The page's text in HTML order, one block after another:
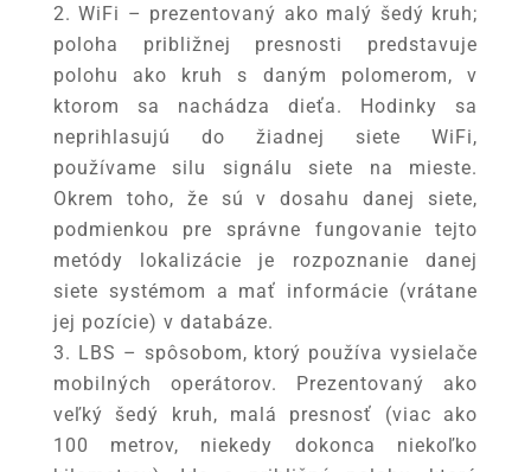
WiFi – prezentovaný ako malý šedý kruh;
poloha približnej presnosti predstavuje
polohu ako kruh s daným polomerom, v
ktorom sa nachádza dieťa. Hodinky sa
neprihlasujú do žiadnej siete WiFi,
používame silu signálu siete na mieste.
Okrem toho, že sú v dosahu danej siete,
podmienkou pre správne fungovanie tejto
metódy lokalizácie je rozpoznanie danej
siete systémom a mať informácie (vrátane
jej pozície) v databáze.
LBS – spôsobom, ktorý používa vysielače
mobilných operátorov. Prezentovaný ako
veľký šedý kruh, malá presnosť (viac ako
100 metrov, niekedy dokonca niekoľko